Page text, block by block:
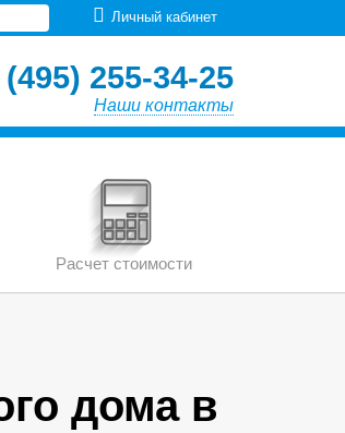
Личный кабинет
(495) 255-34-25
Наши контакты
Расчет стоимости
дома в